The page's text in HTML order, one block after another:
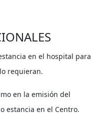
en el hospital para
requieran.
en la emisión del
estancia en el Centro.